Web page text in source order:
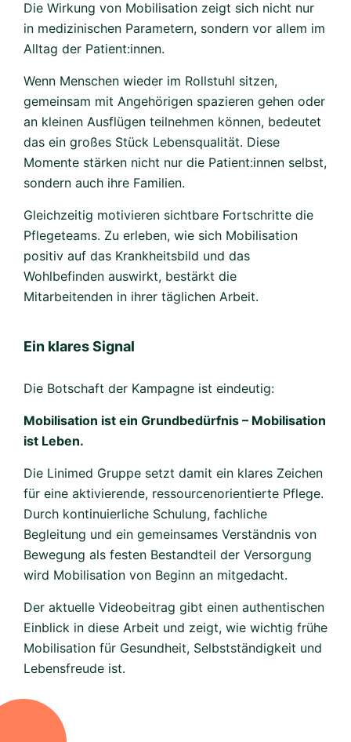
Die Wirkung von Mobilisation zeigt sich nicht nur
in medizinischen Parametern, sondern vor allem im
Alltag der Patient:innen.
Wenn Menschen wieder im Rollstuhl sitzen,
gemeinsam mit Angehörigen spazieren gehen oder
an kleinen Ausflügen teilnehmen können, bedeutet
das ein großes Stück Lebensqualität. Diese
Momente stärken nicht nur die Patient:innen selbst,
sondern auch ihre Familien.
Gleichzeitig motivieren sichtbare Fortschritte die
Pflegeteams. Zu erleben, wie sich Mobilisation
positiv auf das Krankheitsbild und das
Wohlbefinden auswirkt, bestärkt die
Mitarbeitenden in ihrer täglichen Arbeit.
Ein klares Signal
Die Botschaft der Kampagne ist eindeutig:
Mobilisation ist ein Grundbedürfnis – Mobilisation
ist Leben.
Die Linimed Gruppe setzt damit ein klares Zeichen
für eine aktivierende, ressourcenorientierte Pflege.
Durch kontinuierliche Schulung, fachliche
Begleitung und ein gemeinsames Verständnis von
Bewegung als festen Bestandteil der Versorgung
wird Mobilisation von Beginn an mitgedacht.
Der aktuelle Videobeitrag gibt einen authentischen
Einblick in diese Arbeit und zeigt, wie wichtig frühe
Mobilisation für Gesundheit, Selbstständigkeit und
Lebensfreude ist.